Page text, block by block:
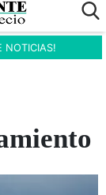
NOTICIAS!